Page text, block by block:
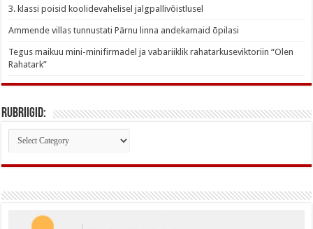
3. klassi poisid koolidevahelisel jalgpallivõistlusel
Ammende villas tunnustati Pärnu linna andekamaid õpilasi
Tegus maikuu mini-minifirmadel ja vabariiklik rahatarkuseviktoriin “Olen
Rahatark”
Rubriigid:
Rubriigid: